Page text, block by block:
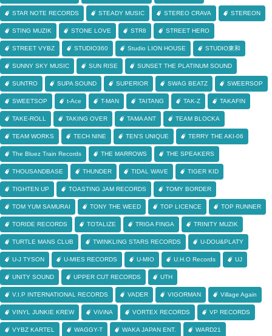
STAR NOTE RECORDS STEADY MUSIC STEREO CRAVA STEREON
STING MUZIK STONE LOVE STR8 STREET HERO
STREET VYBZ STUDIO360 Studio LION HOUSE STUDIO東和
SUNNY SKY MUSIC SUN RISE SUNSET THE PLATINUM SOUND
SUNTRO SUPA SOUND SUPERIOR SWAG BEATZ SWEERSOP
SWEETSOP t-Ace T-MAN TAITANG TAK-Z TAKAFIN
TAKE-ROLL TAKING OVER TAMA ANT TEAM BLOCKA
TEAM WORKS TECH NINE TEN'S UNIQUE TERRY THE AKI-06
The Bluez Train Records THE MARROWS THE SPEAKERS
THOUSANDBASE THUNDER TIDAL WAVE TIGER KID
TIGHTEN UP TOASTING JAM RECORDS TOMY BORDER
TOM YUM SAMURAI TONY THE WEED TOP LICENCE TOP RUNNER
TORIDE RECORDS TOTALIZE TRIGA FINGA TRINITY MUZIK
TURTLE MANS CLUB TWINKLING STARS RECORDS U-DOU&PLATY
U-J TYSON U-MIES RECORDS U-MIO U.H.O Records UJ
UNITY SOUND UPPER CUT RECORDS UTH
V.I.P INTERNATIONAL RECORDS VADER VIGORMAN Village Again
VINYL JUNKIE KREW ViViNA VORTEX RECORDS VP RECORDS
VYBZ KARTEL WAGGY-T WAKA JAPAN ENT. WARD21